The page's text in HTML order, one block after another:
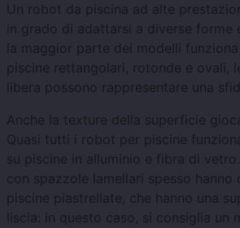
Un robot da piscina ad alte
in grado di adattarsi a diverse forme
la maggior parte dei modelli
piscine rettangolari, rotonde e ovali,
libera possono rappresentare una
Anche la texture della superficie
Quasi tutti i robot per piscine
su piscine in alluminio e fibra di
con spazzole lamellari spesso
piscine piastrellate, che hanno una
liscia: in questo caso, si consiglia un